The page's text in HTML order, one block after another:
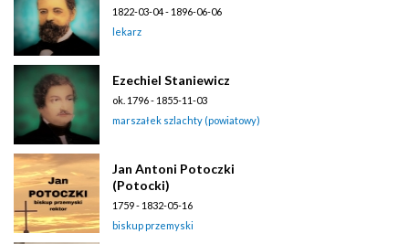
1822-03-04 - 1896-06-06
lekarz
Ezechiel Staniewicz
ok. 1796 - 1855-11-03
marszałek szlachty (powiatowy)
Jan Antoni Potoczki
(Potocki)
1759 - 1832-05-16
biskup przemyski